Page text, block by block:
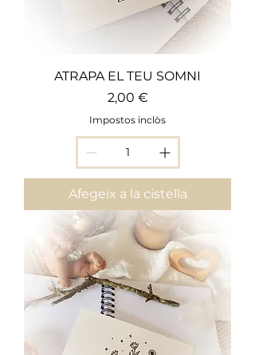
ATRAPA EL TEU SOMNI
Preu
2,00 €
Impostos inclòs
Afegeix a la cistella